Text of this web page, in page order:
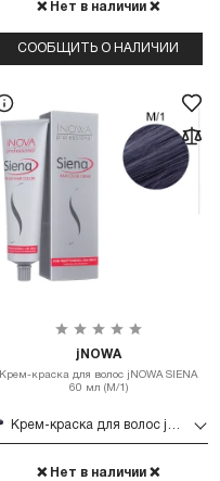
❌ Нет в наличии ❌
СООБЩИТЬ О НАЛИЧИИ
jNOWA
Крем-краска для волос jNOWA SIENA
60 мл (М/1)
❌ Нет в наличии ❌